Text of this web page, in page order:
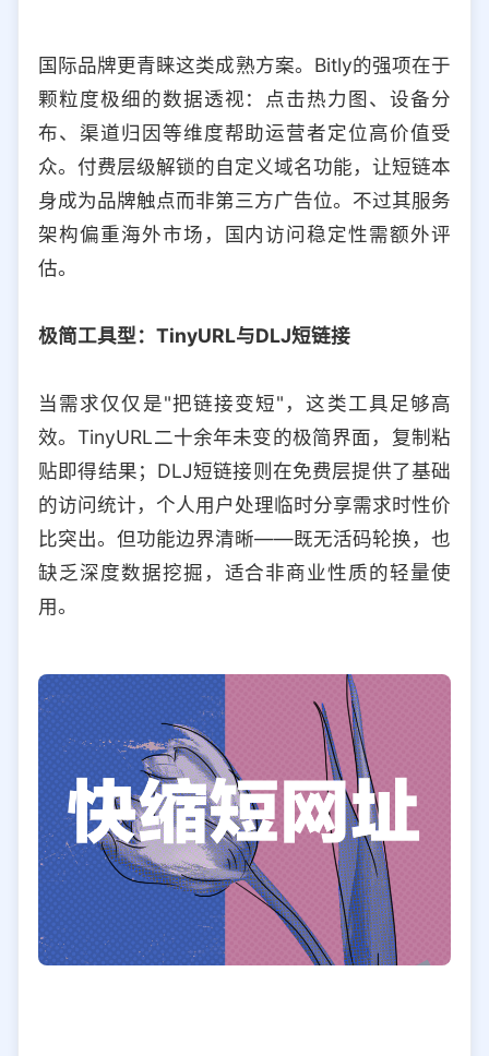
国际品牌更青睐这类成熟方案。Bitly的强项在于
颗粒度极细的数据透视：点击热力图、设备分
布、渠道归因等维度帮助运营者定位高价值受
众。付费层级解锁的自定义域名功能，让短链本
身成为品牌触点而非第三方广告位。不过其服务
架构偏重海外市场，国内访问稳定性需额外评
估。
极简工具型：TinyURL与DLJ短链接
当需求仅仅是"把链接变短"，这类工具足够高
效。TinyURL二十余年未变的极简界面，复制粘
贴即得结果；DLJ短链接则在免费层提供了基础
的访问统计，个人用户处理临时分享需求时性价
比突出。但功能边界清晰——既无活码轮换，也
缺乏深度数据挖掘，适合非商业性质的轻量使
用。